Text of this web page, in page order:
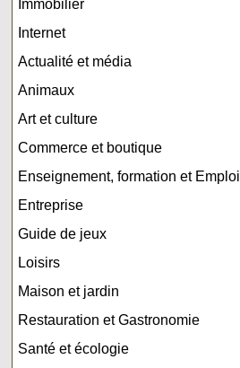
Immobilier
Internet
Actualité et média
Animaux
Art et culture
Commerce et boutique
Enseignement, formation et Emploi
Entreprise
Guide de jeux
Loisirs
Maison et jardin
Restauration et Gastronomie
Santé et écologie